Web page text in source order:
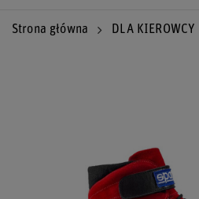
Strona główna DLA KIEROWCY